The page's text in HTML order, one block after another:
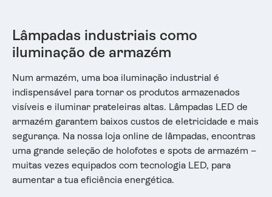
Lâmpadas industriais como
iluminação de armazém
Num armazém, uma boa iluminação industrial é
indispensável para tornar os produtos armazenados
visíveis e iluminar prateleiras altas. Lâmpadas LED de
armazém garantem baixos custos de eletricidade e mais
segurança. Na nossa loja online de lâmpadas, encontras
uma grande seleção de holofotes e spots de armazém –
muitas vezes equipados com tecnologia LED, para
aumentar a tua eficiência energética.